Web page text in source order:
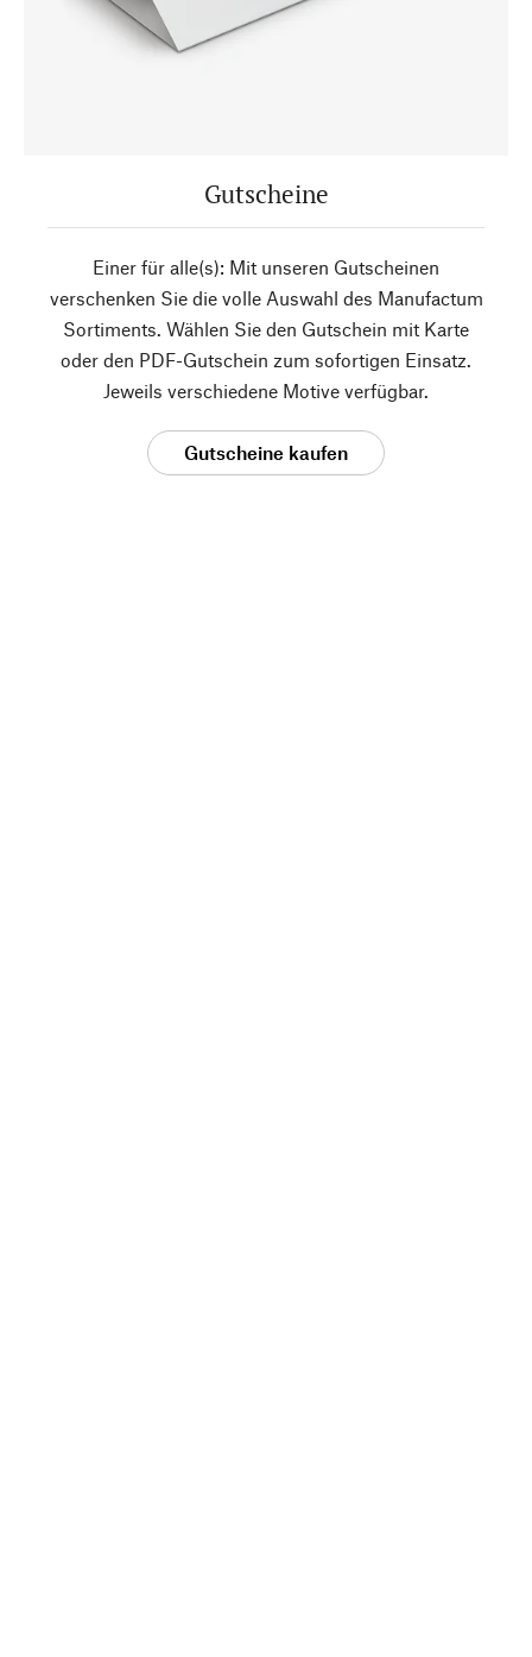
Gutscheine
Einer für alle(s): Mit unseren Gutscheinen
verschenken Sie die volle Auswahl des Manufactum
Sortiments. Wählen Sie den Gutschein mit Karte
oder den PDF-Gutschein zum sofortigen Einsatz.
Jeweils verschiedene Motive verfügbar.
Gutscheine kaufen